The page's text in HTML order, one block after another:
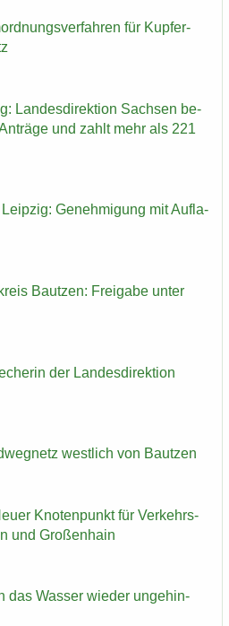
für Kup­fer­
Lan­des­di­rek­ti­on Sach­sen be­
und zahlt mehr als 221
Ge­neh­mi­gung mit Auf­la­
Baut­zen: Frei­ga­be unter
der Lan­des­di­rek­ti­on
west­lich von Baut­zen
Kno­ten­punkt für Ver­kehrs­
und Gro­ßen­hain
das Was­ser wie­der un­ge­hin­